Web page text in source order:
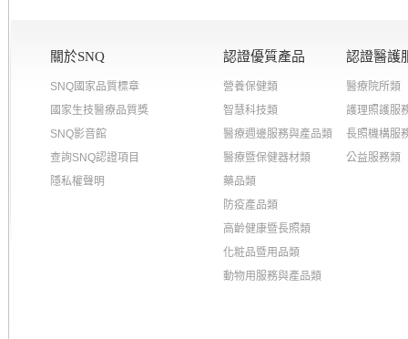
關於SNQ
SNQ國家品質標章
國家生技醫療品質獎
SNQ影音館
查詢SNQ認證項目
隱私權聲明
認證優質產品
營養保健類
智慧科技類
醫療週邊服務與產品類
醫療暨保健器材類
藥品類
防疫產品類
高齡健康暨長照類
化粧品暨用品類
動物用服務與產品類
認證醫護
醫療院所類
護理照護服
長照機構服
公益服務類